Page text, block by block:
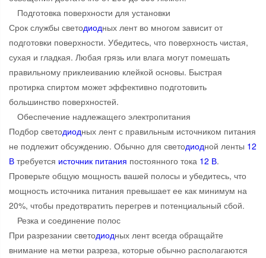
Подготовка поверхности для установки
Срок службы светодиодных лент во многом зависит от
подготовки поверхности. Убедитесь, что поверхность чистая,
сухая и гладкая. Любая грязь или влага могут помешать
правильному приклеиванию клейкой основы. Быстрая
протирка спиртом может эффективно подготовить
большинство поверхностей.
Обеспечение надлежащего электропитания
Подбор светодиодных лент с правильным источником питания
не подлежит обсуждению. Обычно для светодиодной ленты 12
В требуется источник питания постоянного тока 12 В.
Проверьте общую мощность вашей полосы и убедитесь, что
мощность источника питания превышает ее как минимум на
20%, чтобы предотвратить перегрев и потенциальный сбой.
Резка и соединение полос
При разрезании светодиодных лент всегда обращайте
внимание на метки разреза, которые обычно располагаются